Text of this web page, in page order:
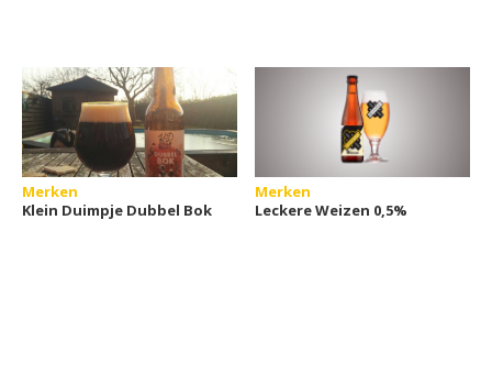
Merken
Klein Duimpje Dubbel Bok
Merken
Leckere Weizen 0,5%